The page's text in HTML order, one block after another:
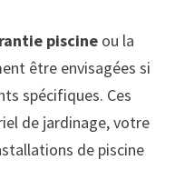
piscineou la
être envisagées si
spécifiques. Ces
de jardinage, votre
de piscine